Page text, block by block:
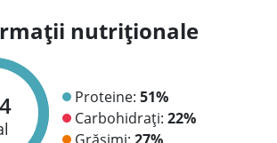
nutriționale
Proteine: 51%
Carbohidrați: 22%
Grăsimi: 27%